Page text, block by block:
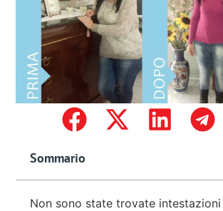
Sommario
Non sono state trovate intestazioni